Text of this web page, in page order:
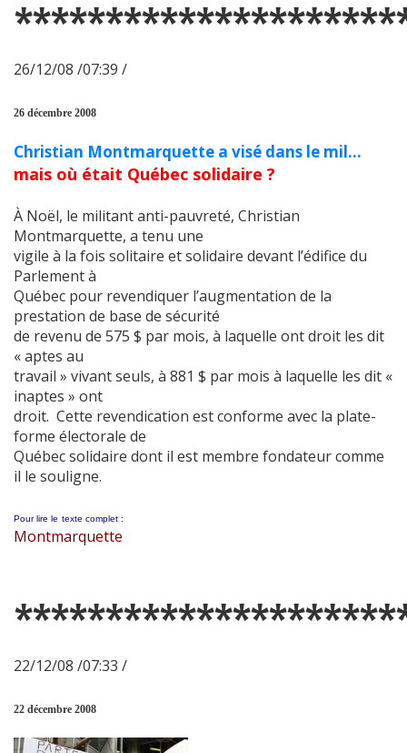
26/12/08 /07:39 /
26 décembre 2008
Christian Montmarquette a visé dans le mil…
mais où était Québec solidaire ?
À Noël, le militant anti-pauvreté, Christian
Montmarquette, a tenu une
vigile à la fois solitaire et solidaire devant l’édifice du
Parlement à
Québec pour revendiquer l’augmentation de la
prestation de base de sécurité
de revenu de 575 $ par mois, à laquelle ont droit les dit
« aptes au
travail » vivant seuls, à 881 $ par mois à laquelle les dit «
inaptes » ont
droit. Cette revendication est conforme avec la plate-
forme électorale de
Québec solidaire dont il est membre fondateur comme
il le souligne.
Pour lire le texte complet :
Montmarquette
22/12/08 /07:33 /
22 décembre 2008